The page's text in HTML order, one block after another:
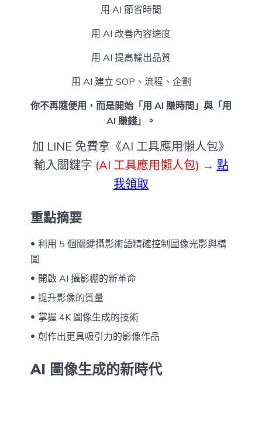
用 AI 節省時間
用 AI 改善內容速度
用 AI 提高輸出品質
用 AI 建立 SOP、流程、企劃
你不再隨便用，而是開始「用 AI 賺時間」與「用
AI 賺錢」。
加 LINE 免費拿《AI 工具應用懶人包》
輸入關鍵字 (AI 工具應用懶人包) → 點
我領取
重點摘要
利用 5 個關鍵攝影術語精確控制圖像光影與構
圖
開啟 AI 攝影棚的新革命
提升影像的質量
掌握 4K 圖像生成的技術
創作出更具吸引力的影像作品
AI 圖像生成的新時代